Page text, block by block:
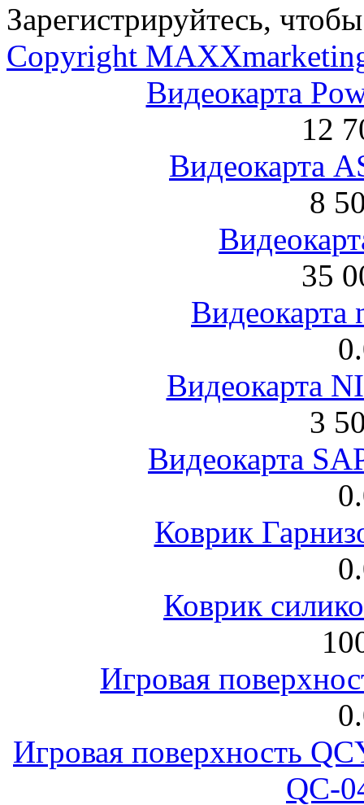
Зарегистрируйтесь,
Copyright
Видеокарта
12
Видеокарта
8
35
Видеокарта
Видеокарта
3
Видеокарта
Коврик
Коврик
Игровая
Игровая поверхность
QC-